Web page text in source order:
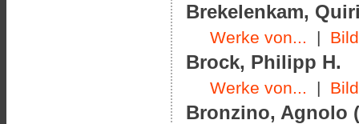
Brekelenkam,
Werke von... |
Brock, Philipp H.
Werke von... |
Bronzino, Agnolo